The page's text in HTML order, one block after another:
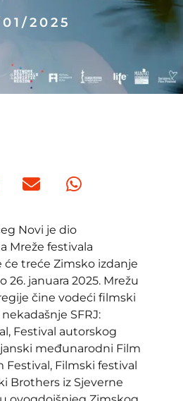
01/2025
Novi je dio
Mreže festivala
će treće Zimsko izdanje
26. januara 2025. Mrežu
čine vodeći filmski
SFRJ:
Festival autorskog
međunarodni Film
Festival, Filmski festival
Brothers iz Sjeverne